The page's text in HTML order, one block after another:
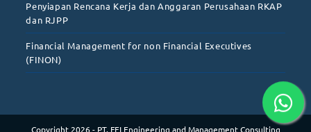
Penyiapan Rencana Kerja dan Anggaran Perusahaan RKAP
dan RJPP
Financial Management for non Financial Executives
(FINON)
Copyright 2026 - PT. FEI Engineering and Management Consulting